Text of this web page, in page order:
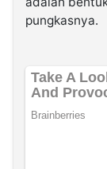
pungkasnya.